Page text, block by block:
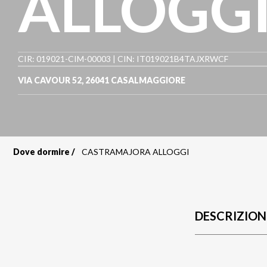
CIR: 019021-CIM-00003 | CIN: IT019021B4TAJXRWCF
VIA CAVOUR 52, 26041 CASALMAGGIORE
Dove dormire CASTRAMAJORA ALLOGGI